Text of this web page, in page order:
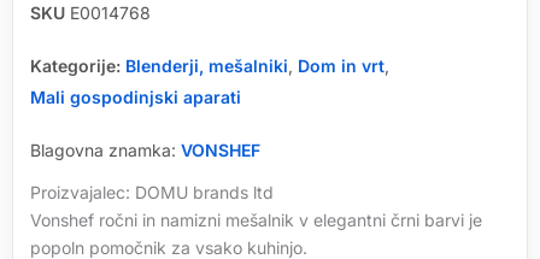
SKU E0014768
Kategorije: Blenderji, mešalniki, Dom in vrt,
Mali gospodinjski aparati
Blagovna znamka: VONSHEF
Proizvajalec: DOMU brands ltd
Vonshef ročni in namizni mešalnik v elegantni črni barvi je
popoln pomočnik za vsako kuhinjo.